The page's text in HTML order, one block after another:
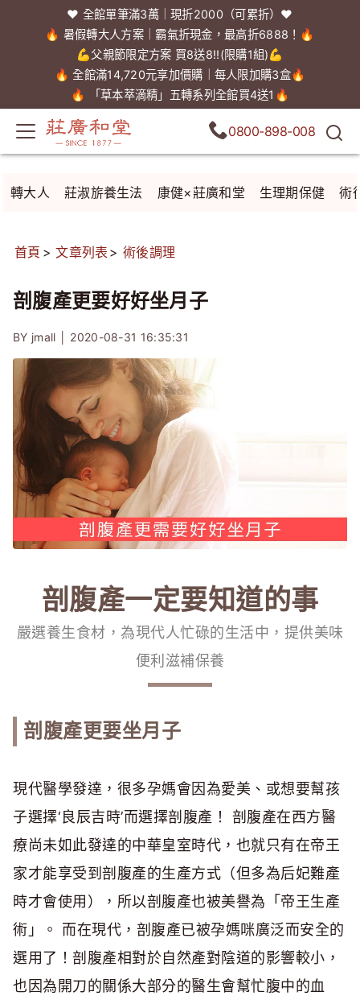
❤️ 全館單筆滿3萬｜現折2000（可累折）❤️
🔥 暑假轉大人方案｜霸氣折現金，最高折6888！🔥
💪父親節限定方案 買8送8!!(限購1組)💪
🔥 全館滿14,720元享加價購｜每人限加購3盒🔥
🔥 「草本萃滴精」五轉系列全館買4送1🔥
0800-898-008
轉大人 莊淑旂養生法 康健×莊廣和堂 生理期保健 術
首頁 文章列表 術後調理
剖腹產更要好好坐月子
BY jmall │ 2020-08-31 16:35:31
剖腹產一定要知道的事
嚴選養生食材，為現代人忙碌的生活中，提供美味
便利滋補保養
剖腹產更要坐月子
現代醫學發達，很多孕媽會因為愛美、或想要幫孩
子選擇‘良辰吉時’而選擇剖腹產！ 剖腹產在西方醫
療尚未如此發達的中華皇室時代，也就只有在帝王
家才能享受到剖腹產的生產方式（但多為后妃難產
時才會使用），所以剖腹產也被美譽為「帝王生產
術」。 而在現代，剖腹產已被孕媽咪廣泛而安全的
選用了！剖腹產相對於自然產對陰道的影響較小，
也因為開刀的關係大部分的醫生會幫忙腹中的血